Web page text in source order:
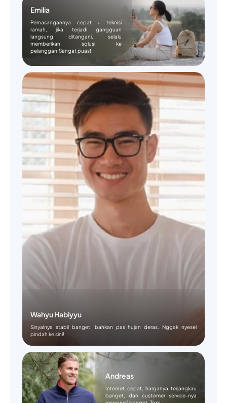
Emilia
Pemasangannya cepat + teknisi
ramah, jika terjadi gangguan
langsung ditangani, selalu
memberikan solusi ke
pelanggan.Sangat puas!
Wahyu Habiyyu
Sinyalnya stabil banget, bahkan pas hujan deras. Nggak nyesel
pindah ke sini!
Andreas
Internet cepat, harganya terjangkau
banget, dan customer service-nya